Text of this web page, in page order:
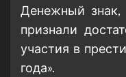
Денежный знак,
признали
участия в
года».